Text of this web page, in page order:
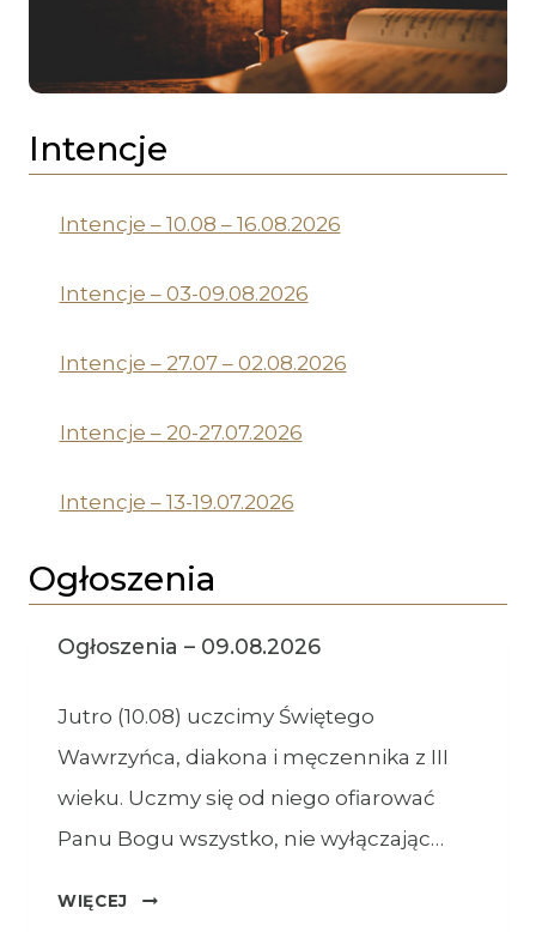
Intencje
Intencje – 10.08 – 16.08.2026
Intencje – 03-09.08.2026
Intencje – 27.07 – 02.08.2026
Intencje – 20-27.07.2026
Intencje – 13-19.07.2026
Ogłoszenia
Ogłoszenia – 09.08.2026
Jutro (10.08) uczcimy Świętego
Wawrzyńca, diakona i męczennika z III
wieku. Uczmy się od niego ofiarować
Panu Bogu wszystko, nie wyłączając…
WIĘCEJ
OGŁOSZENIA